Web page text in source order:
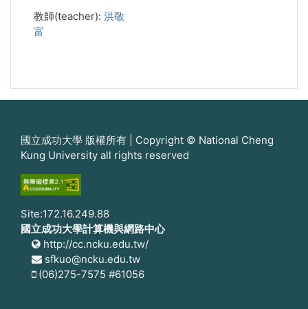
教師(teacher): 洪敬
富
國立成功大學 版權所有 | Copyright © National Cheng
Kung University all rights reserved
Site:172.16.249.88
國立成功大學計算機與網路中心
http://cc.ncku.edu.tw/
sfkuo@ncku.edu.tw
(06)275-7575 #61056